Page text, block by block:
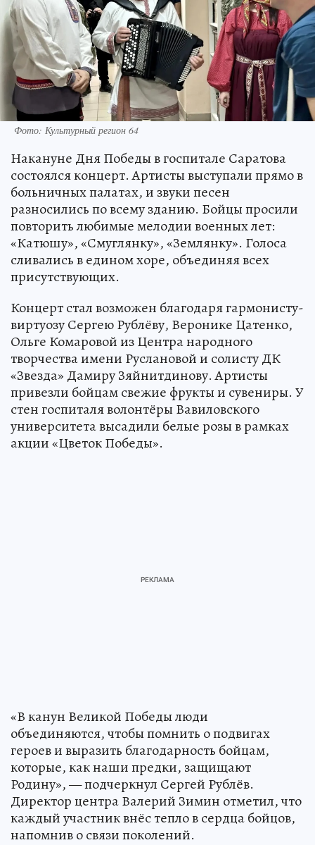
Фото: Культурный регион 64
Накануне Дня Победы в госпитале Саратова
состоялся концерт. Артисты выступали прямо в
больничных палатах, и звуки песен
разносились по всему зданию. Бойцы просили
повторить любимые мелодии военных лет:
«Катюшу», «Смуглянку», «Землянку». Голоса
сливались в едином хоре, объединяя всех
присутствующих.
Концерт стал возможен благодаря гармонисту-
виртуозу Сергею Рублёву, Веронике Цатенко,
Ольге Комаровой из Центра народного
творчества имени Руслановой и солисту ДК
«Звезда» Дамиру Зяйнитдинову. Артисты
привезли бойцам свежие фрукты и сувениры. У
стен госпиталя волонтёры Вавиловского
университета высадили белые розы в рамках
акции «Цветок Победы».
«В канун Великой Победы люди
объединяются, чтобы помнить о подвигах
героев и выразить благодарность бойцам,
которые, как наши предки, защищают
Родину», — подчеркнул Сергей Рублёв.
Директор центра Валерий Зимин отметил, что
каждый участник внёс тепло в сердца бойцов,
напомнив о связи поколений.